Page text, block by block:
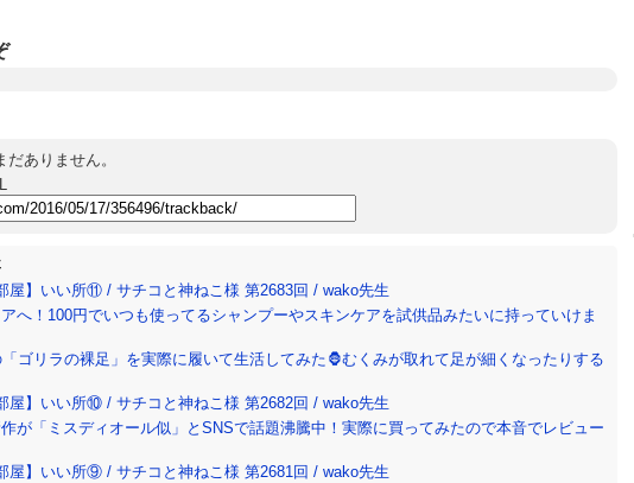
だありません。
屋】いい所⑪ / サチコと神ねこ様 第2683回 / wako先生
へ！100円でいつも使ってるシャンプーやスキンケアを試供品みたいに持っていけま
ゴリラの裸足」を実際に履いて生活してみた🦍むくみが取れて足が細くなったりする
屋】いい所⑩ / サチコと神ねこ様 第2682回 / wako先生
が「ミスディオール似」とSNSで話題沸騰中！実際に買ってみたので本音でレビュー
屋】いい所⑨ / サチコと神ねこ様 第2681回 / wako先生